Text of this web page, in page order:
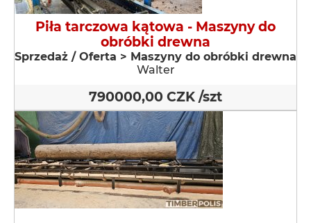
Piła tarczowa kątowa - Maszyny do
obróbki drewna
Sprzedaż / Oferta > Maszyny do obróbki drewna
Walter
790000,00 CZK /szt